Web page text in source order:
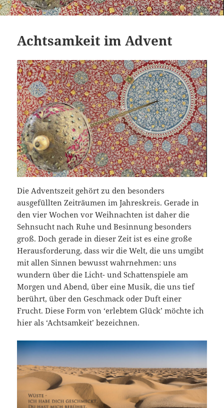
Achtsamkeit im Advent
Die Adventszeit gehört zu den besonders
ausgefüllten Zeiträumen im Jahreskreis. Gerade in
den vier Wochen vor Weihnachten ist daher die
Sehnsucht nach Ruhe und Besinnung besonders
groß. Doch gerade in dieser Zeit ist es eine große
Herausforderung, dass wir die Welt, die uns umgibt
mit allen Sinnen bewusst wahrnehmen: uns
wundern über die Licht- und Schattenspiele am
Morgen und Abend, über eine Musik, die uns tief
berührt, über den Geschmack oder Duft einer
Frucht. Diese Form von ‘erlebtem Glück’ möchte ich
hier als ‘Achtsamkeit’ bezeichnen.